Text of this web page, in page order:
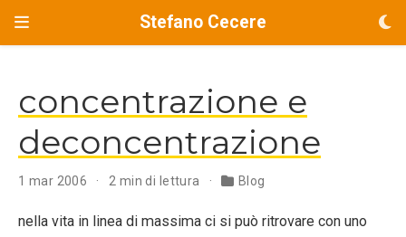
Stefano Cecere
concentrazione e
deconcentrazione
1 mar 2006 2 min di lettura Blog
nella vita in linea di massima ci si può ritrovare con uno